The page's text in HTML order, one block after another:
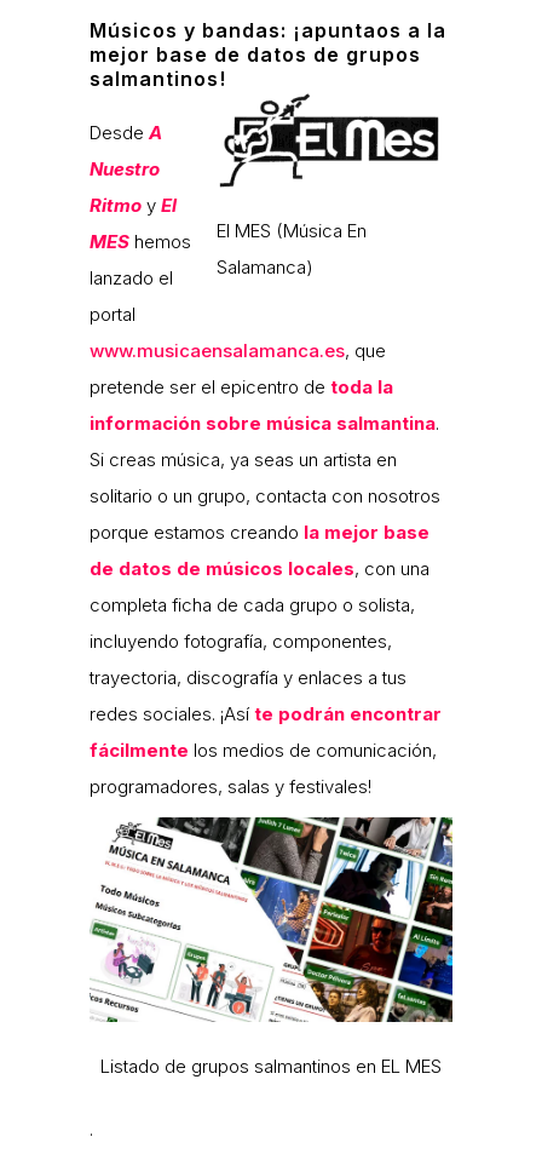
Músicos y bandas: ¡apuntaos a la
mejor base de datos de grupos
salmantinos!
El MES (Música En
Salamanca)
DesdeA
Nuestro
Ritmo y El
MES hemos
lanzado el
portal
www.musicaensalamanca.es, que
pretende ser el epicentro de toda la
información sobre música salmantina.
Si creas música, ya seas un artista en
solitario o un grupo, contacta con nosotros
porque estamos creando la mejor base
de datos de músicos locales, con una
completa ficha de cada grupo o solista,
incluyendo fotografía, componentes,
trayectoria, discografía y enlaces a tus
redes sociales. ¡Así te podrán encontrar
fácilmente los medios de comunicación,
programadores, salas y festivales!
Listado de grupos salmantinos en EL MES
.